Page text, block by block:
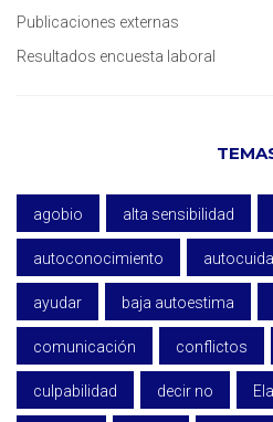
Publicaciones externas
Resultados encuesta laboral
agobio alta sensibilidad
autoconocimiento
ayudar baja autoestima
comunicación conflictos
culpabilidad decir no